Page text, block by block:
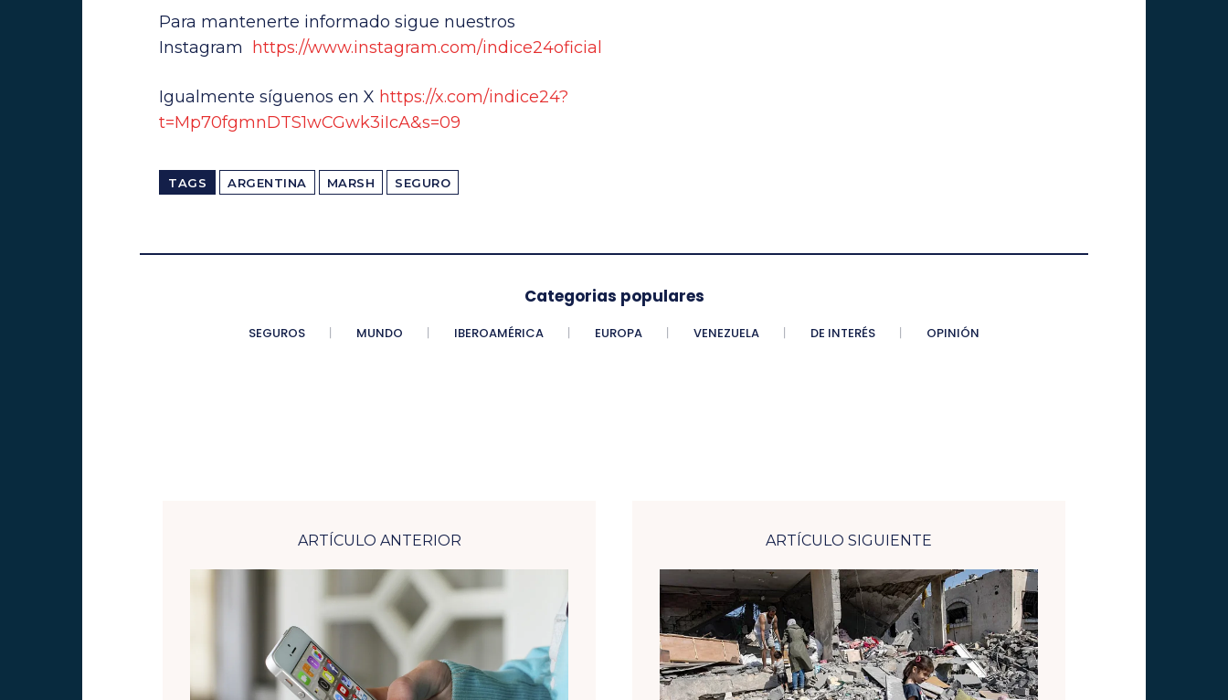
Para mantenerte informado sigue nuestros
Instagram
https://www.instagram.com/indice24oficial
Igualmente síguenos en X https://x.com/indice24?
t=Mp70fgmnDTS1wCGwk3iIcA&s=09
TAGS ARGENTINA MARSH SEGURO
Categorias populares
SEGUROS MUNDO IBEROAMÉRICA EUROPA VENEZUELA DE INTERÉS OPINIÓN
ARTÍCULO ANTERIOR ARTÍCULO SIGUIENTE